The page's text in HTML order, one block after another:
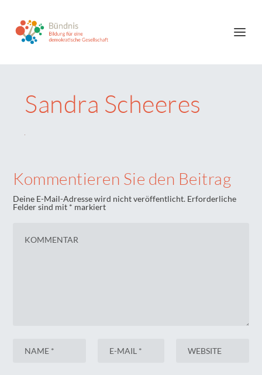
Sandra Scheeres
Kommentieren Sie den Beitrag
Deine E-Mail-Adresse wird nicht veröffentlicht. Erforderliche
Felder sind mit * markiert